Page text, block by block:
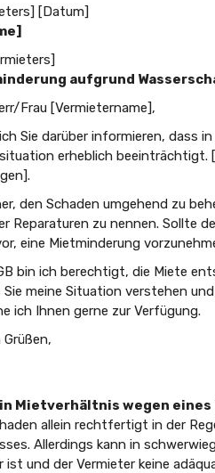
[Datum]
aufgrund
Frau [Vermietername],
Sie darüber informieren, dass
erheblich beeinträchtigt.
den Schaden umgehend zu
Reparaturen zu nennen. Sollte
eine Mietminderung
bin ich berechtigt, die Miete
Sie meine Situation verstehen
ich Ihnen gerne zur Verfügung.
Mietverhältnis wegen
allein rechtfertigt in der
Allerdings kann in
ist und der Vermieter keine